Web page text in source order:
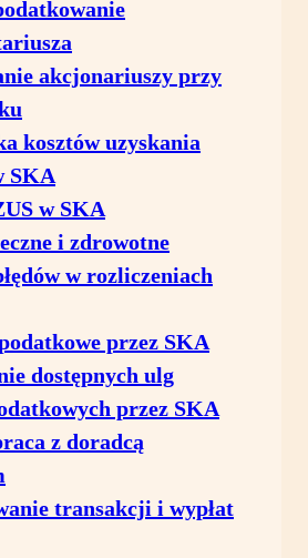
akcjonariuszy przy
kosztów uzyskania
SKA
w SKA
i zdrowotne
w rozliczeniach
przez SKA
dostępnych ulg
przez SKA
z doradcą
transakcji i wypłat